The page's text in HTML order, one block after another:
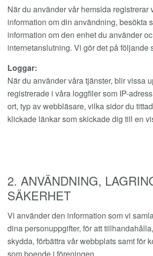
När du använder vår hemsida registrerar
information om din användning, besökta
information om den enhet du använder
internetanslutning. Vi gör det på följande
Loggar:
När du använder våra tjänster, blir vissa
registrerade i våra loggfiler som IP-
ort, typ av webbläsare, vilka sidor du
klickade länkar som skickade dig till en
2. ANVÄNDNING,
SÄKERHET
Vi använder den information som vi
dina personuppgifter, för att
skydda, förbättra vår webbplats samt för